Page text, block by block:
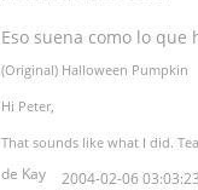
Eso suena como lo
(Original) Halloween Pumpkin
Hi Peter,
That sounds like what I did.
de Kay 2004-02-06 03:03:23